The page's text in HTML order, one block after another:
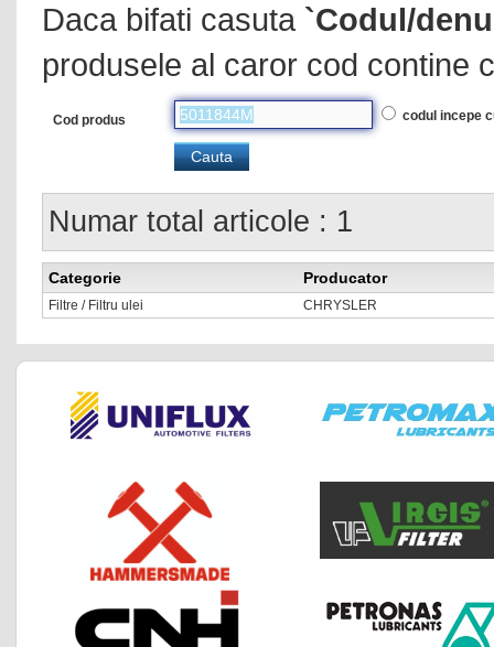
Daca bifati casuta `Codul/
produsele al caror cod contine
Cod produs codul incepe
Numar total articole : 1
Categorie Producator
Filtre / Filtru ulei CHRYSLER